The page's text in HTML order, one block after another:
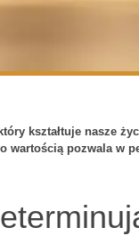
kształtuje nasze
wartością pozwala w